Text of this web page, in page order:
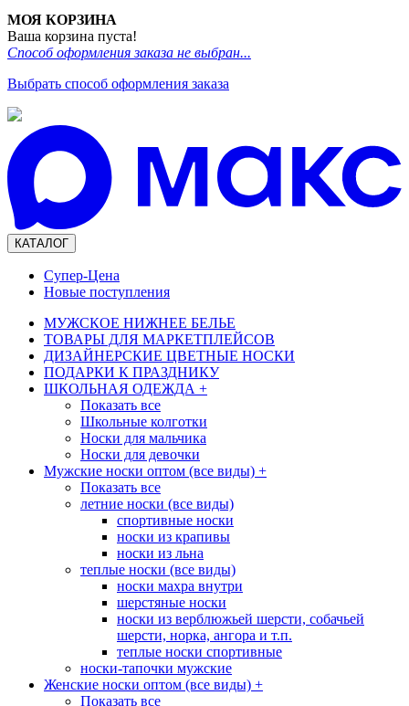
МОЯ КОРЗИНА
Ваша корзина пуста!
Способ оформления заказа не выбран...
Выбрать способ оформления заказа
КАТАЛОГ
Супер-Цена
Новые поступления
МУЖСКОЕ НИЖНЕЕ БЕЛЬЕ
ТОВАРЫ ДЛЯ МАРКЕТПЛЕЙСОВ
ДИЗАЙНЕРСКИЕ ЦВЕТНЫЕ НОСКИ
ПОДАРКИ К ПРАЗДНИКУ
ШКОЛЬНАЯ ОДЕЖДА +
Показать все
Школьные колготки
Носки для мальчика
Носки для девочки
Мужские носки оптом (все виды) +
Показать все
летние носки (все виды)
спортивные носки
носки из крапивы
носки из льна
теплые носки (все виды)
носки махра внутри
шерстяные носки
носки из верблюжьей шерсти, собачьей
шерсти, норка, ангора и т.п.
теплые носки спортивные
носки-тапочки мужские
Женские носки оптом (все виды) +
Показать все